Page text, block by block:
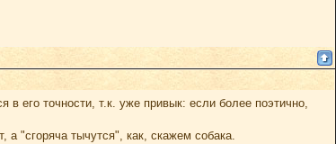
его точности, т.к. уже привык: если более поэтично,
а "сгоряча тычутся", как, скажем собака.